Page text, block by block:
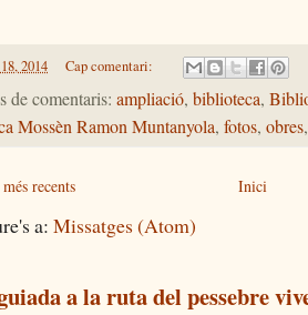
2014 Cap comentari:
de comentaris: ampliació, biblioteca,
Mossèn Ramon Muntanyola, fotos, obres
recents Inici
a: Missatges (Atom)
a la ruta del pessebre